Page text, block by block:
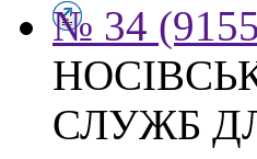
№ 34
СЛУЖБ